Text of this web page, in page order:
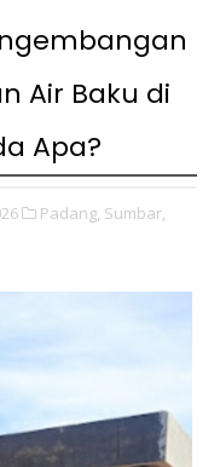
Air Baku di
Apa?
Padang, Sumbar,